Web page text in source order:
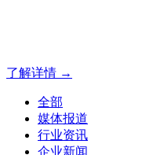
了解详情 →
全部
媒体报道
行业资讯
企业新闻